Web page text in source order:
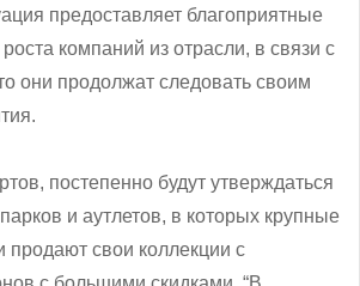
предоставляет благоприятные
компаний из отрасли, в связи с
они продолжат следовать своим
постепенно будут утверждаться
и аутлетов, в которых крупные
свои коллекции с